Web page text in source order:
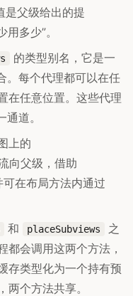
是父级给出的提
多少”。
的类型别名，它是一
。每个代理都可以在任
在任意位置。这些代理
道。
上的
向父级，借助
可在布局方法内通过
和 placeSubviews
之
都会调用这两个方法，
存类型化为一个持有预
个方法共享。